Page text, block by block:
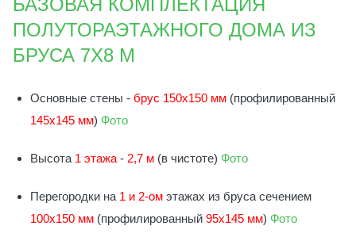
БАЗОВАЯ КОМПЛЕКТАЦИЯ
ПОЛУТОРАЭТАЖНОГО ДОМА ИЗ
БРУСА 7Х8 М
Основные стены - брус 150х150 мм (профилированный
145х145 мм) Фото
Высота 1 этажа - 2,7 м (в чистоте) Фото
Перегородки на 1 и 2-ом этажах из бруса сечением
100х150 мм (профилированный 95х145 мм) Фото